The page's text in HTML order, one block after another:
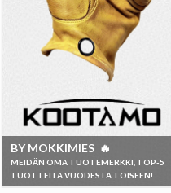
BY MOKKIMIES 🔥
MEIDÄN OMA TUOTEMERKKI, TOP-5
TUOTTEITA VUODESTA TOISEEN!